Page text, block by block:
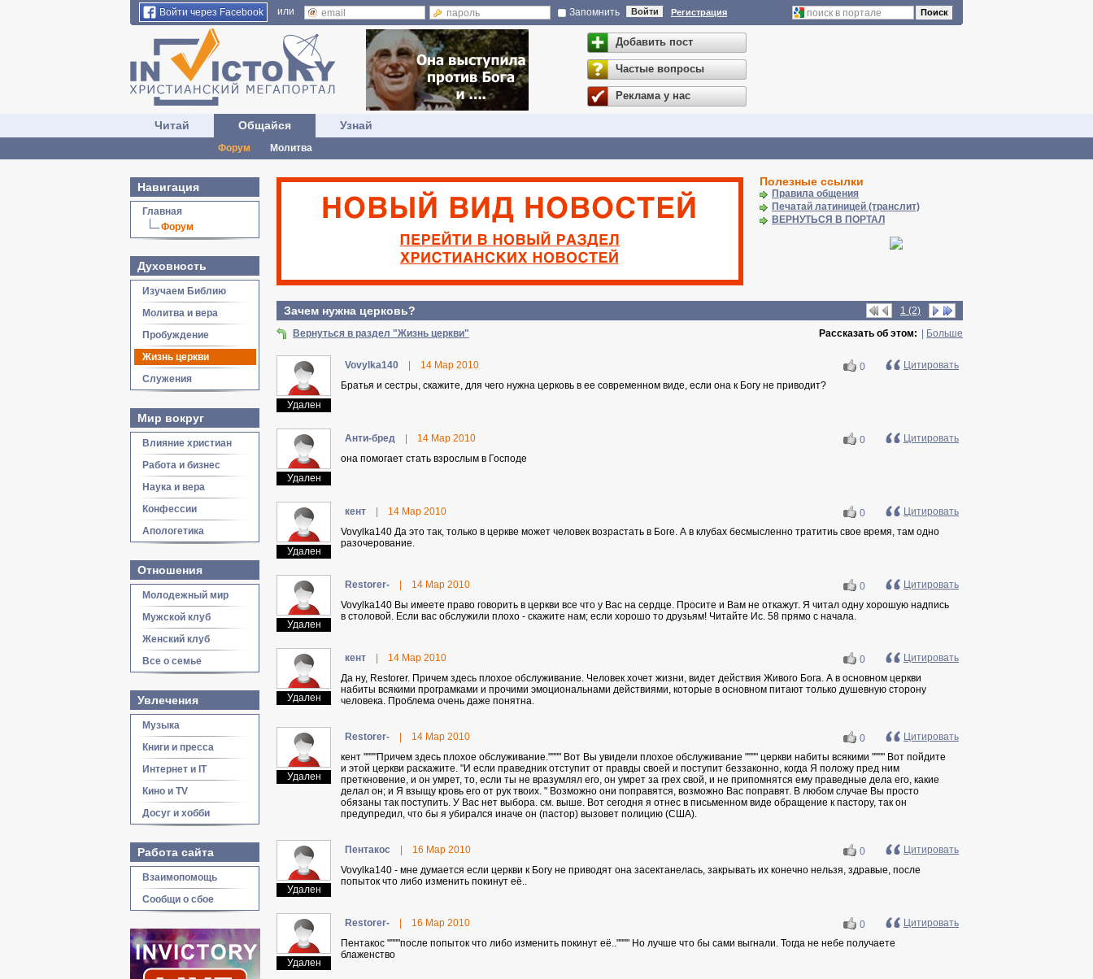
Войти через Facebook или Запомнить Войти Регистрация Поиск
Добавить пост
Частые вопросы
Реклама у нас
Читай Общайся
Форум Молитва
Узнай
Навигация
Главная
Форум
Духовность
Изучаем Библию
Молитва и вера
Пробуждение
Жизнь церкви
Служения
Мир вокруг
Влияние христиан
Работа и бизнес
Наука и вера
Конфессии
Апологетика
Отношения
Молодежный мир
Мужской клуб
Женский клуб
Все о семье
Увлечения
Музыка
Книги и пресса
Интернет и IT
Кино и TV
Досуг и хобби
Работа сайта
Взаимопомощь
Сообщи о сбое
Полезные ссылки
Правила общения
Печатай латиницей (транслит)
ВЕРНУТЬСЯ В ПОРТАЛ
Зачем нужна церковь?
1 (2)
Вернуться в раздел "Жизнь церкви"
Больше
Рассказать об этом:
Удален
Vovylka140 14 Мар 2010 0
Цитировать
Братья и сестры, скажите, для чего нужна церковь в ее современном виде, если она к Богу не приводит?
Удален
Aнти-бpeд 14 Мар 2010 0
Цитировать
она помогает стать взрослым в Господе
Удален
кeнт 14 Мар 2010 0
Цитировать
Vovylka140 Да это так, только в церкве может человек возрастать в Боге. А в клубах бесмысленно тратитиь свое время, там одно
разочерование.
Удален
Restorer- 14 Мар 2010 0
Цитировать
Vovylka140 Вы имеете право говорить в церкви все что у Вас на сердце. Просите и Вам не откажут. Я читал одну хорошую надпись
в столовой. Если вас обслужили плохо - скажите нам; если хорошо то друзьям! Читайте Ис. 58 прямо с начала.
Удален
кeнт 14 Мар 2010 0
Цитировать
Да ну, Restorer. Причем здесь плохое обслуживание. Человек хочет жизни, видет действия Живого Бога. А в основном церкви
набиты всякими програмками и прочими эмоциональнами действиями, которые в основном питают только душевную сторону
человека. Проблема очень даже понятна.
Удален
Restorer- 14 Мар 2010 0
Цитировать
кeнт """"Причем здесь плохое обслуживание."""" Вот Вы увидели плохое обслуживание """" церкви набиты всякими """" Вот пойдите
и этой церкви раскажите. "И если праведник отступит от правды своей и поступит беззаконно, когда Я положу пред ним
преткновение, и он умрет, то, если ты не вразумлял его, он умрет за грех свой, и не припомнятся ему праведные дела его, какие
делал он; и Я взыщу кровь его от рук твоих. " Возможно они поправятся, возможно Вас поправят. В любом случае Вы просто
обязаны так поступить. У Вас нет выбора. см. выше. Вот сегодня я отнес в письменном виде обращение к пастору, так он
предупредил, что бы я убирался иначе он (пастор) вызовет полицию (США).
Удален
Пeнтaкoc 16 Мар 2010 0
Цитировать
Vovylka140 - мне думается если церкви к Богу не приводят она засектанелась, закрывать их конечно нельзя, здравые, после
попыток что либо изменить покинут её..
Удален
Restorer- 16 Мар 2010 0
Цитировать
Пeнтaкoc """"после попыток что либо изменить покинут её.."""" Но лучше что бы сами выгнали. Тогда не небе получаете
блаженство